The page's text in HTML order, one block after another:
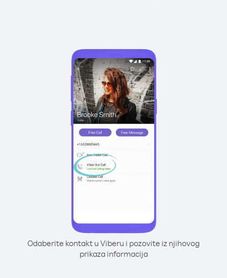
Odaberite kontakt u Viberu i pozovite iz njihovog
prikaza informacija